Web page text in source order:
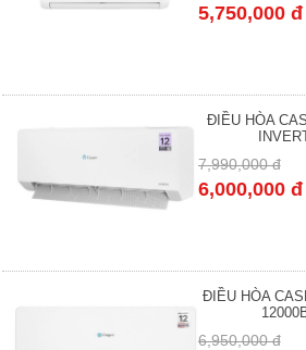
5,750,000 đ
ĐIỀU HÒA
7,990,000 đ
6,000,000 đ
ĐIỀU HÒA
6,950,000 đ